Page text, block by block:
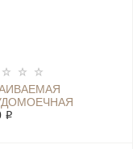
ELECTROLUX
₽